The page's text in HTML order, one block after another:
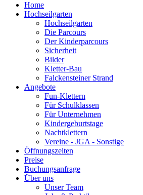
Home
Hochseilgarten
Hochseilgarten
Die Parcours
Der Kinderparcours
Sicherheit
Bilder
Kletter-Bau
Falckensteiner Strand
Angebote
Fun-Klettern
Für Schulklassen
Für Unternehmen
Kindergeburtstage
Nachtklettern
Vereine - JGA - Sonstige
Öffnungszeiten
Preise
Buchungsanfrage
Über uns
Unser Team